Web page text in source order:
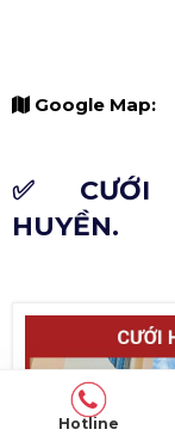
Google Map:
✅ CƯỚI
HUYỀN.
Hotline